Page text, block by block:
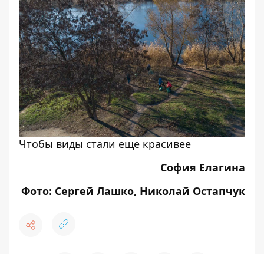
Чтобы виды стали еще красивее
София Елагина
Фото: Сергей Лашко, Николай Остапчук